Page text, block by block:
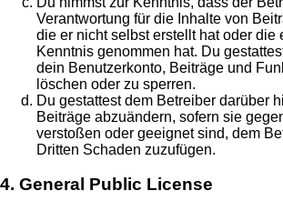
Verantwortung für die Inhalte von
die er nicht selbst erstellt hat oder die
Kenntnis genommen hat. Du
dein Benutzerkonto, Beiträge und
löschen oder zu sperren.
Du gestattest dem Betreiber darüber
Beiträge abzuändern, sofern sie
verstoßen oder geeignet sind, dem
Dritten Schaden zuzufügen.
4. General Public License